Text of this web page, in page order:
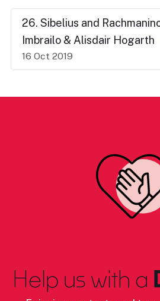
26. Sibelius and
Imbrailo & Alisdair Hogarth
16 Oct 2019
Help us with a